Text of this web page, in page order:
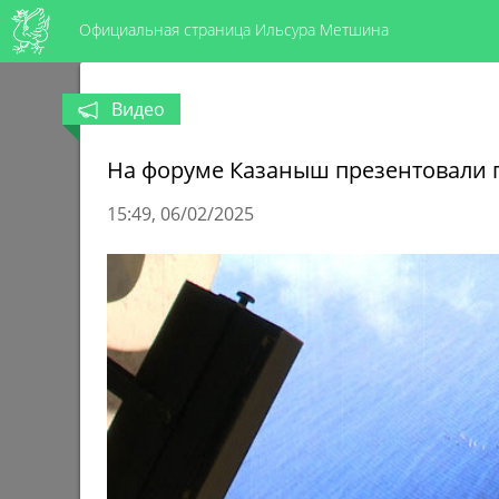
Официальная страница Ильсура Метшина
Видео
На форуме Казаныш презентовали
15:49 06/02/2025